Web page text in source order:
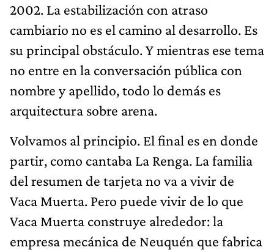
2002. La estabilización con atraso
cambiario no es el camino al desarrollo. Es
su principal obstáculo. Y mientras ese tema
no entre en la conversación pública con
nombre y apellido, todo lo demás es
arquitectura sobre arena.
Volvamos al principio. El final es en donde
partir, como cantaba La Renga. La familia
del resumen de tarjeta no va a vivir de
Vaca Muerta. Pero puede vivir de lo que
Vaca Muerta construye alrededor: la
empresa mecánica de Neuquén que fabrica